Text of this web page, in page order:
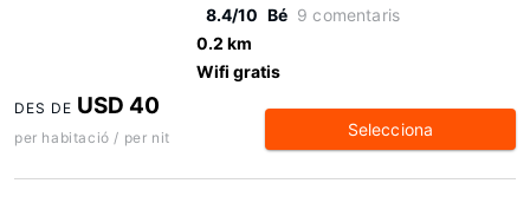
8.4/10 Bé 9 comentaris
0.2 km
Wifi gratis
DES DE USD 40
per habitació / per nit Selecciona